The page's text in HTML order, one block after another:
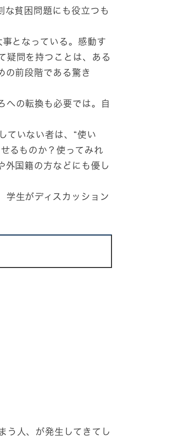
な貧困問題にも役立つも
となっている。感動す
疑問を持つことは、ある
の前段階である驚き
への転換も必要では。自
ていない者は、“使い
るものか？使ってみれ
外国籍の方などにも優し
学生がディスカッション
う人、が発生してきてし